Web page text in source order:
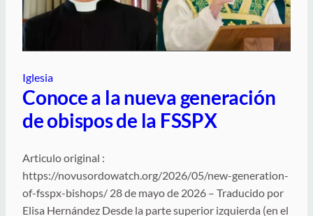
Iglesia
Conoce a la nueva generación
de obispos de la FSSPX
Articulo original :
https://novusordowatch.org/2026/05/new-generation-
of-fsspx-bishops/ 28 de mayo de 2026 – Traducido por
Elisa Hernández Desde la parte superior izquierda (en el